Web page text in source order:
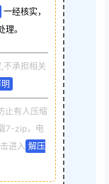
一经核实，
。
不承担相关
止有人压缩
7-zip，电
进入 解压